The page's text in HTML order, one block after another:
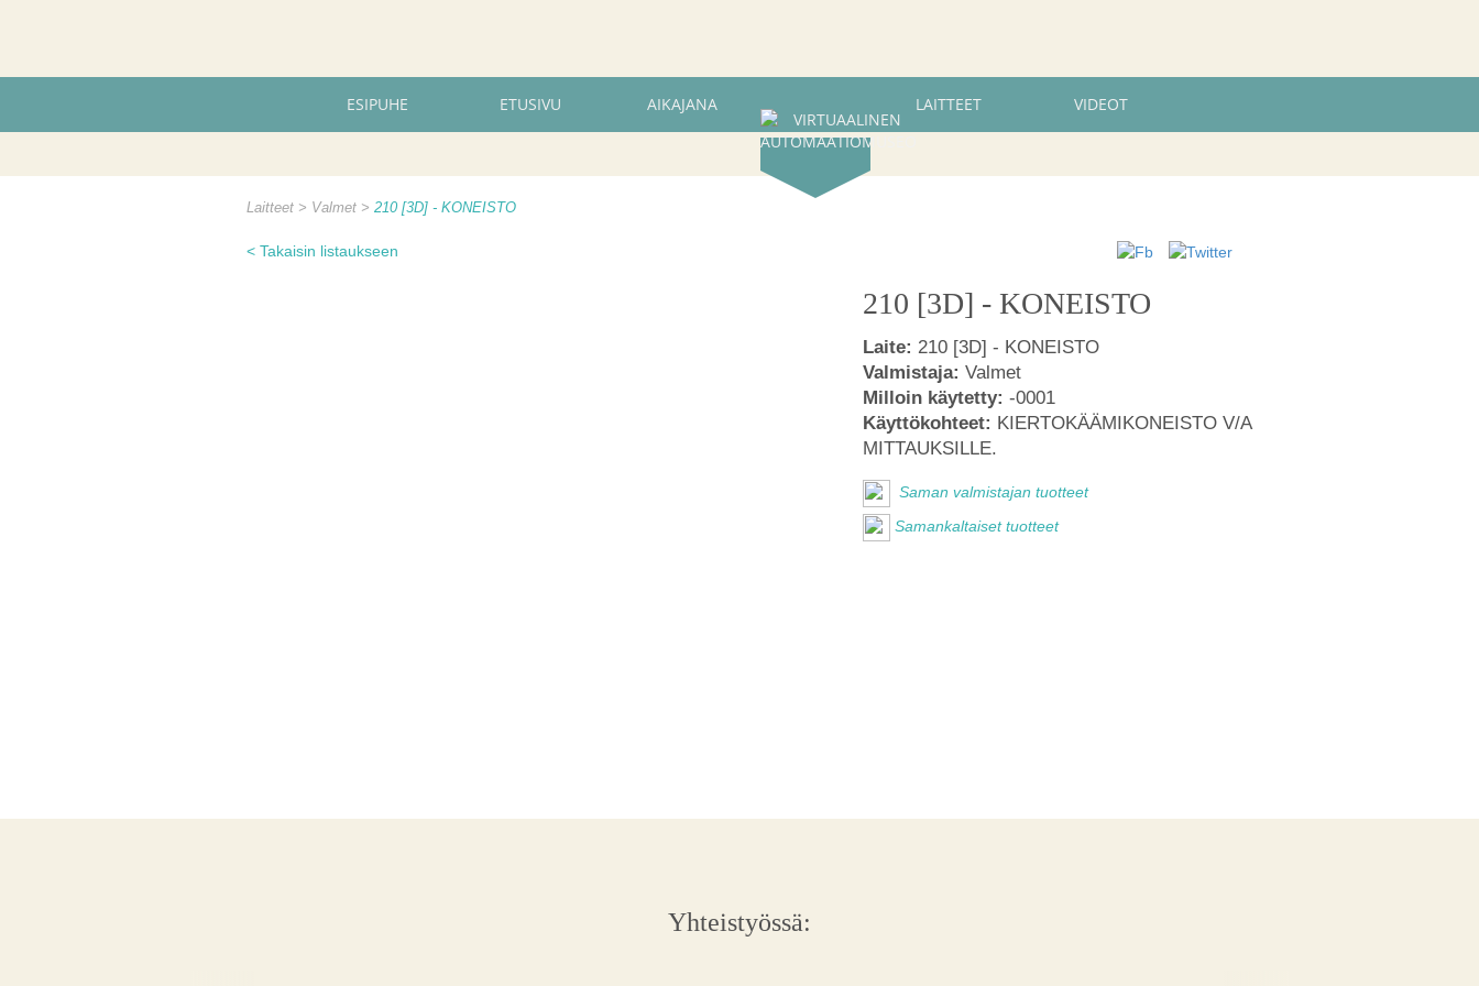
ESIPUHE ETUSIVU AIKAJANA LAITTEET VIDEOT
Laitteet Valmet 210 [3D] - KONEISTO
< Takaisin listaukseen
210 [3D] - KONEISTO
Laite: 210 [3D] - KONEISTO
Valmistaja: Valmet
Milloin käytetty: -0001
Käyttökohteet: KIERTOKÄÄMIKONEISTO V/A
MITTAUKSILLE.
Saman valmistajan tuotteet
Samankaltaiset tuotteet
Yhteistyössä: